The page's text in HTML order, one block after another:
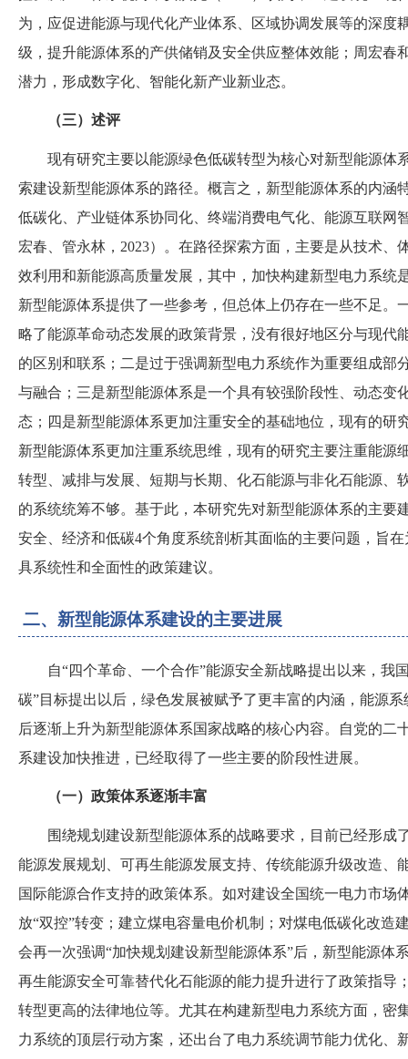
为，应促进能源与现代化产业体系、区域协调发展等的深度
级，提升能源体系的产供储销及安全供应整体效能 ； 周宏春
潜力，形成数字化、智能化新产业新业态。
（三） 述评
现有研究主要以能源绿色低碳转型为核心对新型能源体
索建设新型能源体系的路径。概言之，新型能源体系的内涵
低碳化、产业链体系协同化、终端消费电气化、能源互联网
宏春、管永林， 2023）
。在路径探索方面，主要是从技术、
效利用和新能源高质量发展，其中，加快构建新型电力系统
新型能源体系提供了一些参考，但总体上仍存在一些不足。
略了能源革命动态发展的政策背景，没有很好地区分与现代
的区别和联系 ； 二是过于强调新型电力系统作为重要组成部
与融合 ； 三是新型能源体系是一个具有较强阶段性、动态变
态 ； 四是新型能源体系更加注重安全的基础地位，现有的研
新型能源体系更加注重系统思维，现有的研究主要注重能源
转型、减排与发展、短期与长期、化石能源与非化石能源、
的系统统筹不够。基于此，本研究先对新型能源体系的主要
安全、经济和低碳4个角度系统剖析其面临的主要问题，旨
具系统性和全面性的政策建议。
二、新型能源体系建设的主要进展
自“四个革命、一个合作”能源安全新战略提出以来，我
碳”目标提出以后，绿色发展被赋予了更丰富的内涵，能源
后逐渐上升为新型能源体系国家战略的核心内容。自党的二
系建设加快推进，已经取得了一些主要的阶段性进展。
（一） 政策体系逐渐丰富
围绕规划建设新型能源体系的战略要求，目前已经形成
能源发展规划、可再生能源发展支持、传统能源升级改造、
国际能源合作支持的政策体系。如对建设全国统一电力市场
放“双控”转变 ； 建立煤电容量电价机制 ； 对煤电低碳化改造
会再一次强调“加快规划建设新型能源体系”后，新型能源体
再生能源安全可靠替代化石能源的能力提升进行了政策指导
转型更高的法律地位等。尤其在构建新型电力系统方面，密
力系统的顶层行动方案，还出台了电力系统调节能力优化、